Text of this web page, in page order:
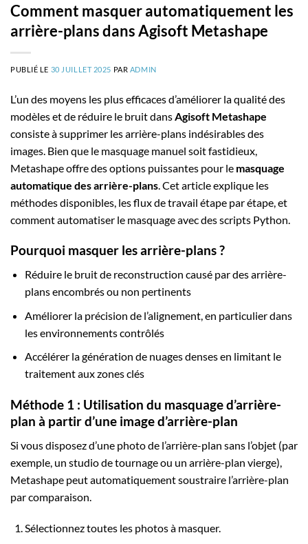
Comment masquer automatiquement les
arrière-plans dans Agisoft Metashape
PUBLIÉ LE 30 JUILLET 2025 PAR ADMIN
L’un des moyens les plus efficaces d’améliorer la qualité des
modèles et de réduire le bruit dans Agisoft Metashape
consiste à supprimer les arrière-plans indésirables des
images. Bien que le masquage manuel soit fastidieux,
Metashape offre des options puissantes pour le masquage
automatique des arrière-plans . Cet article explique les
méthodes disponibles, les flux de travail étape par étape, et
comment automatiser le masquage avec des scripts Python.
Pourquoi masquer les arrière-plans ?
Réduire le bruit de reconstruction causé par des arrière-
plans encombrés ou non pertinents
Améliorer la précision de l’alignement, en particulier dans
les environnements contrôlés
Accélérer la génération de nuages denses en limitant le
traitement aux zones clés
Méthode 1 : Utilisation du masquage d’arrière-
plan à partir d’une image d’arrière-plan
Si vous disposez d’une photo de l’arrière-plan sans l’objet (par
exemple, un studio de tournage ou un arrière-plan vierge),
Metashape peut automatiquement soustraire l’arrière-plan
par comparaison.
Sélectionnez toutes les photos à masquer.